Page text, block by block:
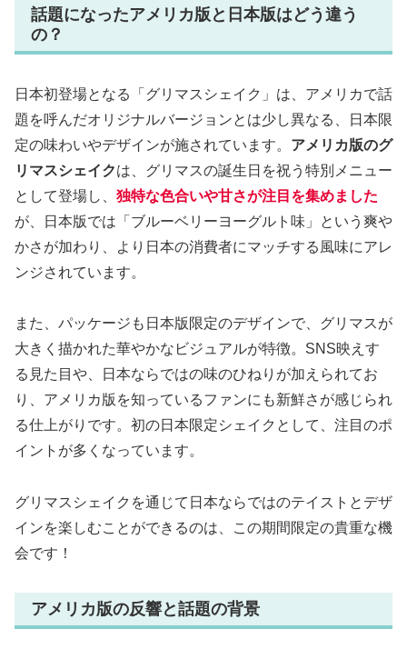
話題になったアメリカ版と日本版はどう違う
の？
日本初登場となる「グリマスシェイク」は、アメリカで話
題を呼んだオリジナルバージョンとは少し異なる、日本限
定の味わいやデザインが施されています。 アメリカ版のグ
リマスシェイクは、グリマスの誕生日を祝う特別メニュー
として登場し、 独特な色合いや甘さが注目を集めました
が、日本版では「ブルーベリーヨーグルト味」という爽や
かさが加わり、より日本の消費者にマッチする風味にアレ
ンジされています。
また、パッケージも日本版限定のデザインで、グリマスが
大きく描かれた華やかなビジュアルが特徴。SNS映えす
る見た目や、日本ならではの味のひねりが加えられてお
り、アメリカ版を知っているファンにも新鮮さが感じられ
る仕上がりです。初の日本限定シェイクとして、注目のポ
イントが多くなっています。
グリマスシェイクを通じて日本ならではのテイストとデザ
インを楽しむことができるのは、この期間限定の貴重な機
会です！
アメリカ版の反響と話題の背景